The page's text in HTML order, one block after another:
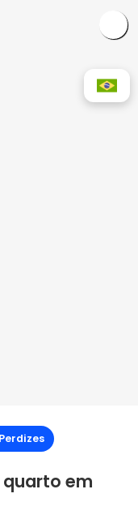
quarto em